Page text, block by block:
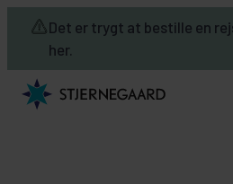
Det er trygt at bestille en
her.
Skip to main content